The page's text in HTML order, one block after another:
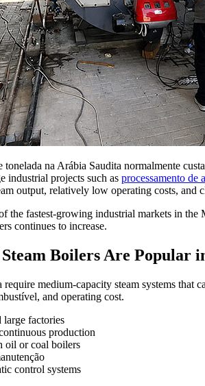
na Arábia Saudita normalmente
industrial projects such as processamento de
output, relatively low operating costs, and
the fastest-growing industrial markets in the
continues to increase.
Steam Boilers Are Popular
medium-capacity steam systems that
and operating cost.
large factories
production
oil or coal boilers
control systems